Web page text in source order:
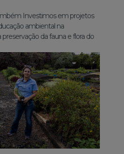
Investimos em projetos
ambiental na
da fauna e flora do